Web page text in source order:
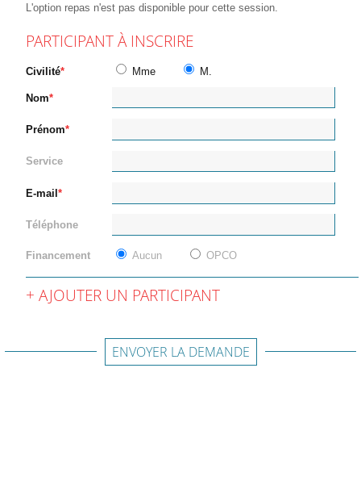
L'option repas n'est pas disponible pour cette session.
PARTICIPANT À INSCRIRE
Civilité Mme M.
Nom
Prénom
Service
E-mail
Téléphone
Financement Aucun OPCO
AJOUTER UN PARTICIPANT
ENVOYER LA DEMANDE